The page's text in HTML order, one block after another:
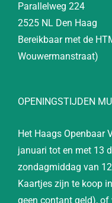
Parallelweg 224
2525 NL Den Haag
Bereikbaar met de
Wouwermanstraat)
OPENINGSTIJDEN
Het Haags Openbaar
januari tot en met 13
zondagmiddag van
Kaartjes zijn te koop
geen contant geld),